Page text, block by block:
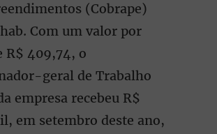
(Cobrape)
Com um valor por
R$ 409,74, o
geral de Trabalho
empresa recebeu R$
em setembro deste ano,